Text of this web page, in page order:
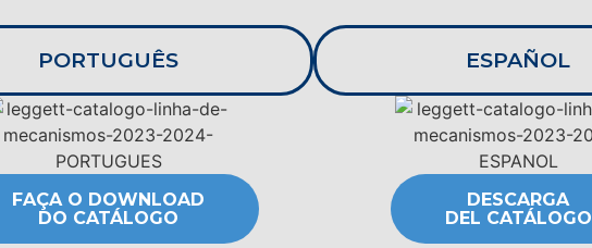
PORTUGUÊS
FAÇA O DOWNLOAD
DO CATÁLOGO
ESPAÑOL
DESCARGA
DEL CATÁLOGO